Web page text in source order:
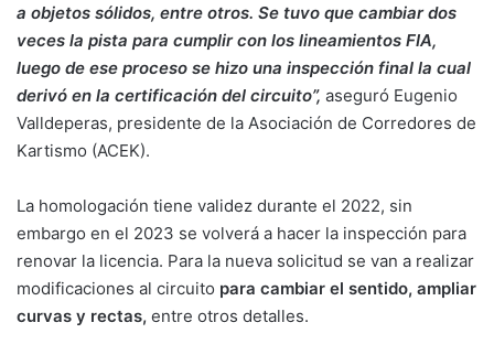
a objetos sólidos, entre otros. Se tuvo que cambiar dos
veces la pista para cumplir con los lineamientos FIA,
luego de ese proceso se hizo una inspección final la cual
derivó en la certificación del circuito”, aseguró Eugenio
Valldeperas, presidente de la Asociación de Corredores de
Kartismo (ACEK).
La homologación tiene validez durante el 2022, sin
embargo en el 2023 se volverá a hacer la inspección para
renovar la licencia. Para la nueva solicitud se van a realizar
modificaciones al circuito para cambiar el sentido, ampliar
curvas y rectas, entre otros detalles.